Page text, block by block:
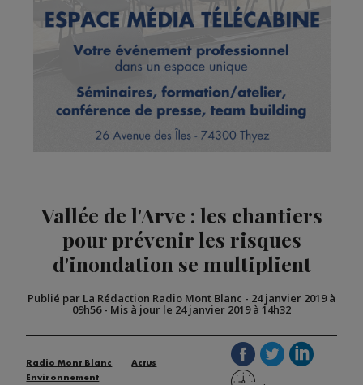
Vallée de l'Arve : les chantiers
pour prévenir les risques
d'inondation se multiplient
Publié par La Rédaction Radio Mont Blanc - 24 janvier 2019 à
09h56- Mis à jour le 24 janvier 2019 à 14h32
Radio Mont Blanc
Actus
Environnement